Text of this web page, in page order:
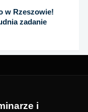
w Rzeszowie!
zadanie
i